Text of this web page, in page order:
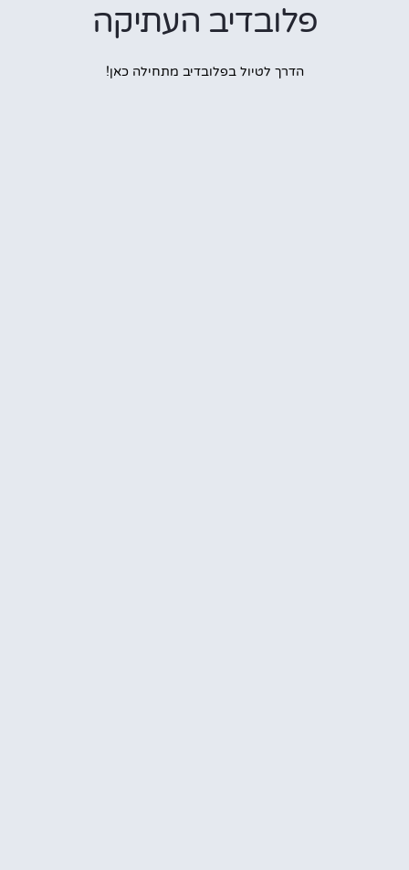
פלובדיב העתיקה
הדרך לטיול בפלובדיב מתחילה כאן!